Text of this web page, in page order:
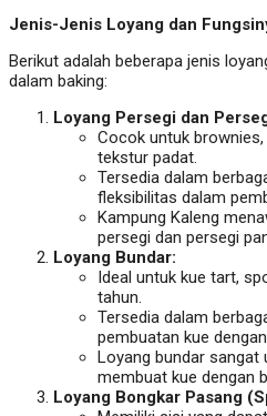
Jenis-Jenis Loyang dan
Berikut adalah beberapa jenis
dalam baking:
Loyang Persegi dan
Cocok untuk
tekstur padat.
Tersedia dalam
fleksibilitas dalam
Kampung Kaleng
persegi dan persegi
Loyang Bundar:
Ideal untuk kue tart,
tahun.
Tersedia dalam
pembuatan kue
Loyang bundar sangat
membuat kue dengan
Loyang Bongkar Pasang